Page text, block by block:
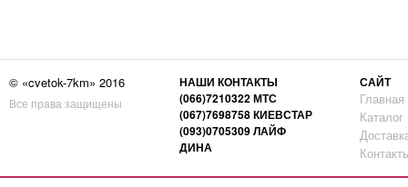
© «cvetok-7km» 2016
Все права защищены
НАШИ КОНТАКТЫ
(066)7210322 МТС
(067)7698758 КИЕВСТАР
(093)0705309 ЛАЙФ
ДИНА
САЙТ
Главная
Каталог